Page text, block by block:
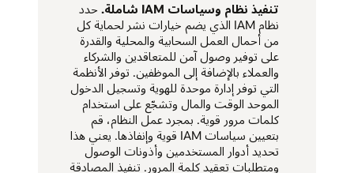
تنفيذ نظام وسياسات IAM شاملة.
حدد
نظام IAM الذي يضم خيارات نشر لحماية كل
من أحمال العمل السحابية والمحلية والقدرة
على توفير وصول آمن للمتعاقدين والشركاء
والعملاء بالإضافة إلى الموظفين. توفر الأنظمة
التي توفر إدارة موحدة للهوية وتسجيل الدخول
الموحد الوقت والمال وتشجّع على استخدام
كلمات مرور قوية. بمجرد عمل النظام، قم
بتعيين سياسات IAM قوية وإنفاذها. يعني هذا
تحديد أدوار المستخدمين وأذونات الوصول
ومتطلبات تعقيد كلمة المرور. تنفيذ المصادقة